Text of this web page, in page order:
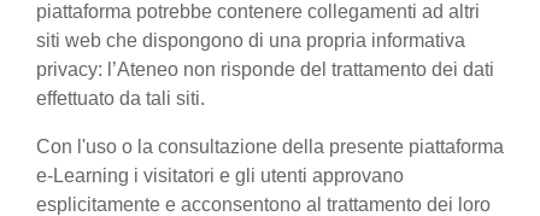
piattaforma potrebbe contenere collegamenti ad altri
siti web che dispongono di una propria informativa
privacy: l’Ateneo non risponde del trattamento dei dati
effettuato da tali siti.
Con l'uso o la consultazione della presente piattaforma
e-Learning i visitatori e gli utenti approvano
esplicitamente e acconsentono al trattamento dei loro